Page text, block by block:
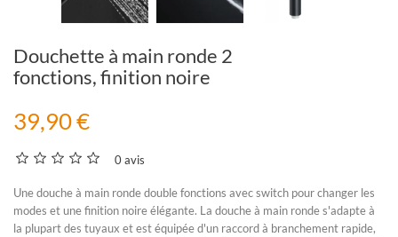
Douchette à main ronde 2
fonctions, finition noire
39,90 €
0 avis
Unedouche à main ronde double fonctions avec switch pour changer les
modes et une finition noire élégante. La douche à main ronde s'adapte à
la plupart des tuyaux et est équipée d'un raccord à branchement rapide,